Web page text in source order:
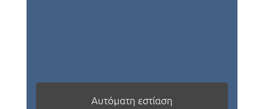
Αυτόματη εστίαση